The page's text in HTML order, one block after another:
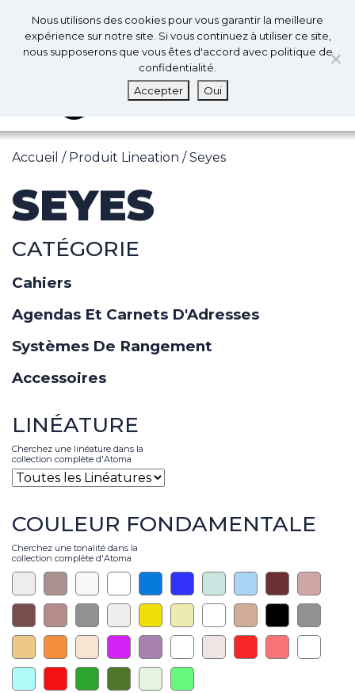
0 0
Accueil / Produit Lineation / Seyes
SEYES
CATÉGORIE
Cahiers
Agendas Et Carnets D'Adresses
Systèmes De Rangement
Accessoires
LINÉATURE
Cherchez une linéature dans la
collection complète d'Atoma
COULEUR FONDAMENTALE
Cherchez une tonalité dans la
collection complète d'Atoma
Nous utilisons des cookies pour vous garantir la meilleure
expérience sur notre site. Si vous continuez à utiliser ce site,
nous supposerons que vous êtes d'accord avec politique de
confidentialité.
Accepter
Oui